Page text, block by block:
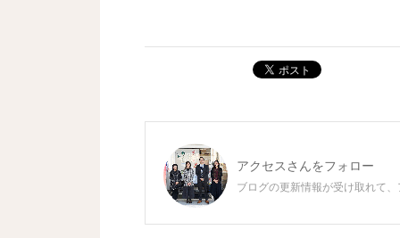
ポスト
アクセス さんをフォロー
ブログの更新情報が受け取れて